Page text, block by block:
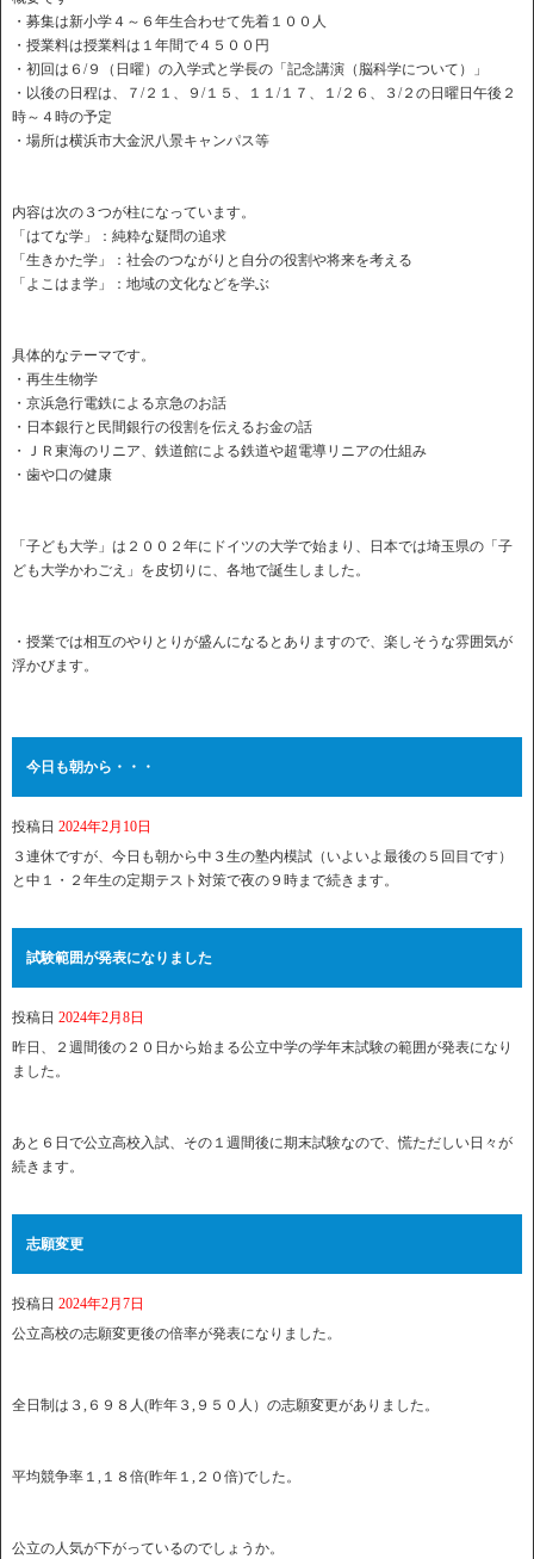
・募集は新小学４～６年生合わせて先着１００人
・授業料は授業料は１年間で４５００円
・初回は６/９（日曜）の入学式と学長の「記念講演（脳科学について）」
・以後の日程は、７/２１、９/１５、１１/１７、１/２６、３/２の日曜日午後２
時～４時の予定
・場所は横浜市大金沢八景キャンパス等
内容は次の３つが柱になっています。
「はてな学」：純粋な疑問の追求
「生きかた学」：社会のつながりと自分の役割や将来を考える
「よこはま学」：地域の文化などを学ぶ
具体的なテーマです。
・再生生物学
・京浜急行電鉄による京急のお話
・日本銀行と民間銀行の役割を伝えるお金の話
・ＪＲ東海のリニア、鉄道館による鉄道や超電導リニアの仕組み
・歯や口の健康
「子ども大学」は２００２年にドイツの大学で始まり、日本では埼玉県の「子
ども大学かわごえ」を皮切りに、各地で誕生しました。
・授業では相互のやりとりが盛んになるとありますので、楽しそうな雰囲気が
浮かびます。
今日も朝から・・・
投稿日 2024年2月10日
３連休ですが、今日も朝から中３生の塾内模試（いよいよ最後の５回目です）
と中１・２年生の定期テスト対策で夜の９時まで続きます。
試験範囲が発表になりました
投稿日 2024年2月8日
昨日、２週間後の２０日から始まる公立中学の学年末試験の範囲が発表になり
ました。
あと６日で公立高校入試、その１週間後に期末試験なので、慌ただしい日々が
続きます。
志願変更
投稿日 2024年2月7日
公立高校の志願変更後の倍率が発表になりました。
全日制は３,６９８人(昨年３,９５０人）の志願変更がありました。
平均競争率１,１８倍(昨年１,２０倍)でした。
公立の人気が下がっているのでしょうか。